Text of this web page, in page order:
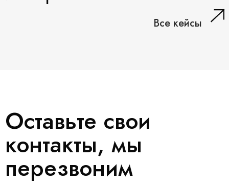
Все кейсы
Оставьте свои
контакты, мы
перезвоним